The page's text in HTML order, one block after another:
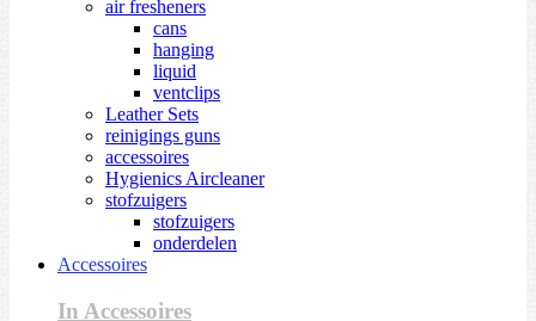
air fresheners
cans
hanging
liquid
ventclips
Leather Sets
reinigings guns
accessoires
Hygienics Aircleaner
stofzuigers
stofzuigers
onderdelen
Accessoires
In Accessoires